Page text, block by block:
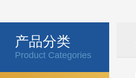
产品分类
Product Categories